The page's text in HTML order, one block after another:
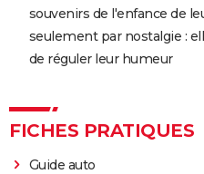
Gladiator 2 : pourquoi
diviser les fans du film
Kraven le chasseur : le
Thunderbolts* : le
coup ? Les critiques sont
Mad Max Fury Road :
souvenirs de l'enfance de
seulement par nostalgie :
de réguler leur humeur
FICHES PRATIQUES
Guide auto